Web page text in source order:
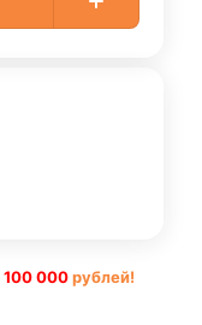
100 000рублей!